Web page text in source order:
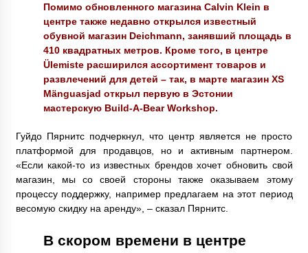
Помимо обновленного магазина Calvin Klein в
центре также недавно открылся известный
обувной магазин Deichmann, занявший площадь в
410 квадратных метров. Кроме того, в центре
Ülemiste расширился ассортимент товаров и
развлечений для детей – так, в марте магазин XS
Mänguasjad открыл первую в Эстонии
мастерскую Build-A-Bear Workshop.
Гуйдо Пярнитс подчеркнул, что центр является не просто
платформой для продавцов, но и активным партнером.
«Если какой-то из известных брендов хочет обновить свой
магазин, мы со своей стороны также оказываем этому
процессу поддержку, например предлагаем на этот период
весомую скидку на аренду», – сказал Пярнитс.
В скором времени в центре